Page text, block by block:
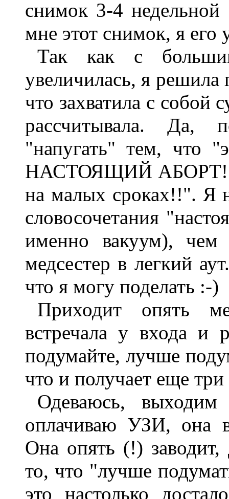
снимок 3-4 недельной
мне этот снимок, я его
Так как с
увеличилась, я решила
что захватила с собой
рассчитывала. Да,
"напугать" тем, что
НАСТОЯЩИЙ АБОРТ!!!
на малых сроках!!". Я
словосочетания
именно вакуум),
медсестер в легкий
что я могу поделать :-)
Приходит опять
встречала у входа и
подумайте, лучше
что и получает еще
Одеваюсь,
оплачиваю УЗИ, она
Она опять (!)
то, что "лучше
это настолько